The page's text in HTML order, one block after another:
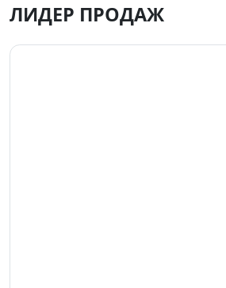
ЛИДЕР ПРОДАЖ